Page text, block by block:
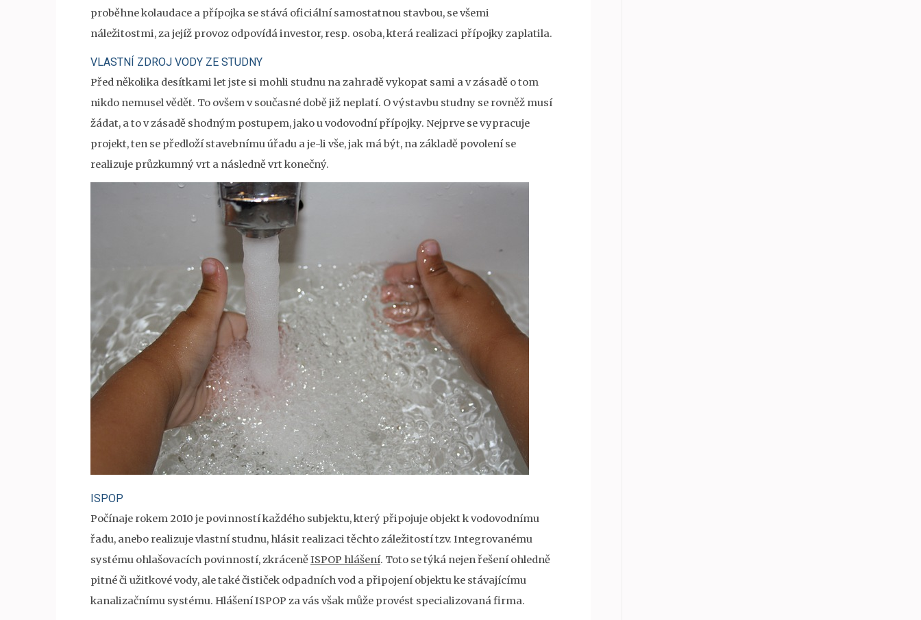
proběhne kolaudace a přípojka se stává oficiální samostatnou stavbou, se všemi
náležitostmi, za jejíž provoz odpovídá investor, resp. osoba, která realizaci přípojky zaplatila.
VLASTNÍ ZDROJ VODY ZE STUDNY
Před několika desítkami let jste si mohli studnu na zahradě vykopat sami a v zásadě o tom
nikdo nemusel vědět. To ovšem v současné době již neplatí. O výstavbu studny se rovněž musí
žádat, a to v zásadě shodným postupem, jako u vodovodní přípojky. Nejprve se vypracuje
projekt, ten se předloží stavebnímu úřadu a je-li vše, jak má být, na základě povolení se
realizuje průzkumný vrt a následně vrt konečný.
ISPOP
Počínaje rokem 2010 je povinností každého subjektu, který připojuje objekt k vodovodnímu
řadu, anebo realizuje vlastní studnu, hlásit realizaci těchto záležitostí tzv. Integrovanému
systému ohlašovacích povinností, zkráceněISPOP hlášení. Toto se týká nejen řešení ohledně
pitné či užitkové vody, ale také čističek odpadních vod a připojení objektu ke stávajícímu
kanalizačnímu systému. Hlášení ISPOP za vás však může provést specializovaná firma.